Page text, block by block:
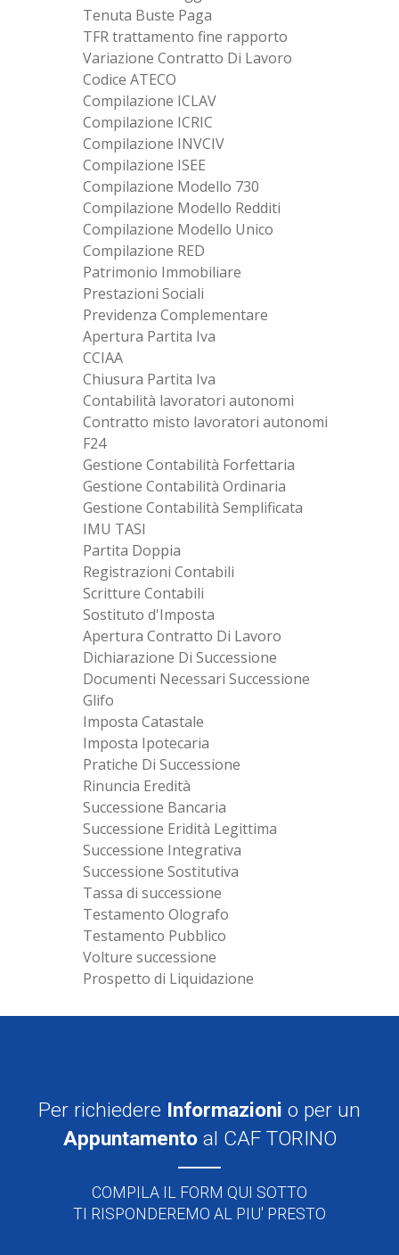
Tenuta Buste Paga
TFR trattamento fine rapporto
Variazione Contratto Di Lavoro
Codice ATECO
Compilazione ICLAV
Compilazione ICRIC
Compilazione INVCIV
Compilazione ISEE
Compilazione Modello 730
Compilazione Modello Redditi
Compilazione Modello Unico
Compilazione RED
Patrimonio Immobiliare
Prestazioni Sociali
Previdenza Complementare
Apertura Partita Iva
CCIAA
Chiusura Partita Iva
Contabilità lavoratori autonomi
Contratto misto lavoratori autonomi
F24
Gestione Contabilità Forfettaria
Gestione Contabilità Ordinaria
Gestione Contabilità Semplificata
IMU TASI
Partita Doppia
Registrazioni Contabili
Scritture Contabili
Sostituto d'Imposta
Apertura Contratto Di Lavoro
Dichiarazione Di Successione
Documenti Necessari Successione
Glifo
Imposta Catastale
Imposta Ipotecaria
Pratiche Di Successione
Rinuncia Eredità
Successione Bancaria
Successione Eridità Legittima
Successione Integrativa
Successione Sostitutiva
Tassa di successione
Testamento Olografo
Testamento Pubblico
Volture successione
Prospetto di Liquidazione
Per richiedere Informazioni o per un
Appuntamento al CAF TORINO
COMPILA IL FORM QUI SOTTO
TI RISPONDEREMO AL PIU' PRESTO